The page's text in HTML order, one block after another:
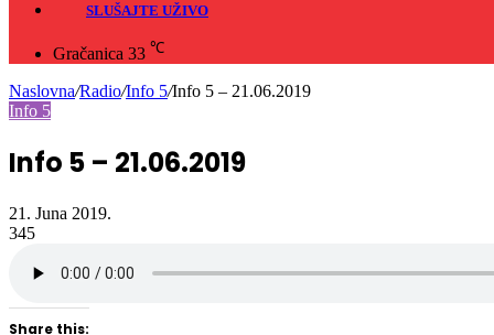
SLUŠAJTE UŽIVO
Gračanica 33 ℃
Naslovna/Radio/Info 5/Info 5 – 21.06.2019
Info 5
Info 5 – 21.06.2019
21. Juna 2019.
345
Share this: